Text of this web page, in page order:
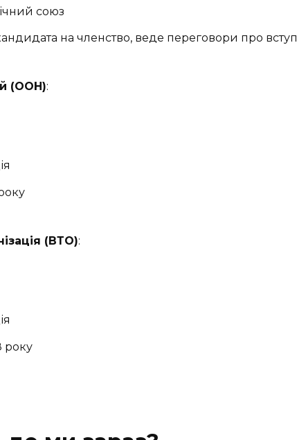
союз
на членство, веде переговори про вступ
(ООН):
(ВТО):
року